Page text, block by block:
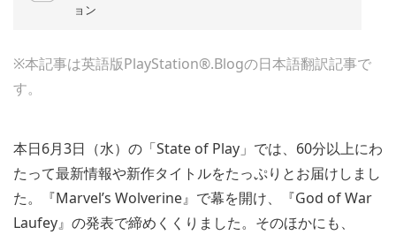
ョン
※本記事は英語版PlayStation®.Blogの日本語翻訳記事で
す。
本日6月3日（水）の「State of Play」では、60分以上にわ
たって最新情報や新作タイトルをたっぷりとお届けしまし
た。『Marvel’s Wolverine』で幕を開け、『God of War
Laufey』の発表で締めくくりました。そのほかにも、